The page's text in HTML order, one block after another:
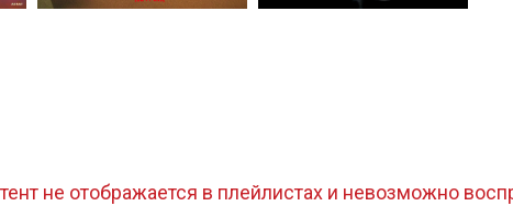
не отображается в плейлистах и невозможно